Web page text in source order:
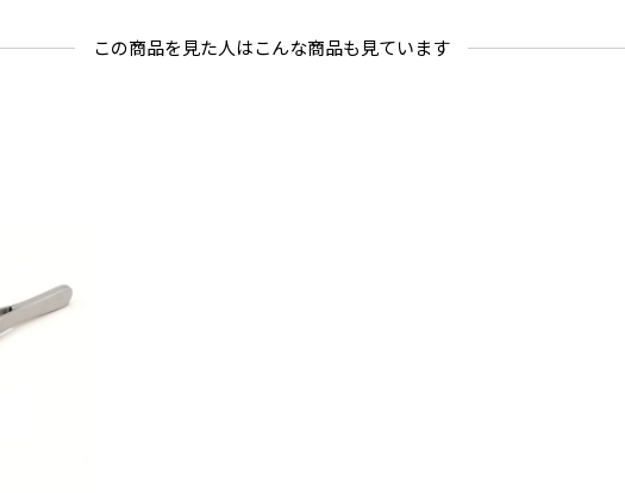
この商品を見た人はこんな商品も見ています